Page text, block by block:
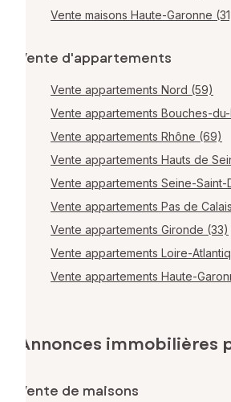
Vente maisons Haute-Garonne
Vente d'appartements
Vente appartements Nord (59)
Vente appartements Bouches-du-
Vente appartements Rhône (69)
Vente appartements Hauts de
Vente appartements Seine-Saint-
Vente appartements Pas de
Vente appartements Gironde (33)
Vente appartements Loire-
Vente appartements Haute-
Annonces immobilières
Vente de maisons